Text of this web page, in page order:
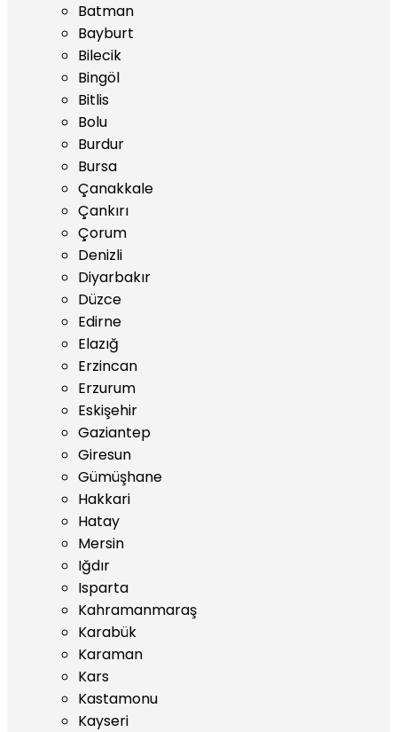
Batman
Bayburt
Bilecik
Bingöl
Bitlis
Bolu
Burdur
Bursa
Çanakkale
Çankırı
Çorum
Denizli
Diyarbakır
Düzce
Edirne
Elazığ
Erzincan
Erzurum
Eskişehir
Gaziantep
Giresun
Gümüşhane
Hakkari
Hatay
Mersin
Iğdır
Isparta
Kahramanmaraş
Karabük
Karaman
Kars
Kastamonu
Kayseri